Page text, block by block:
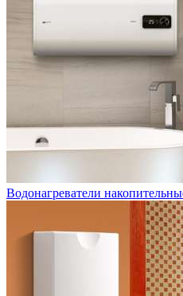
Водонагреватели